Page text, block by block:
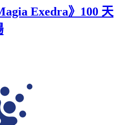
Exedra》100 天